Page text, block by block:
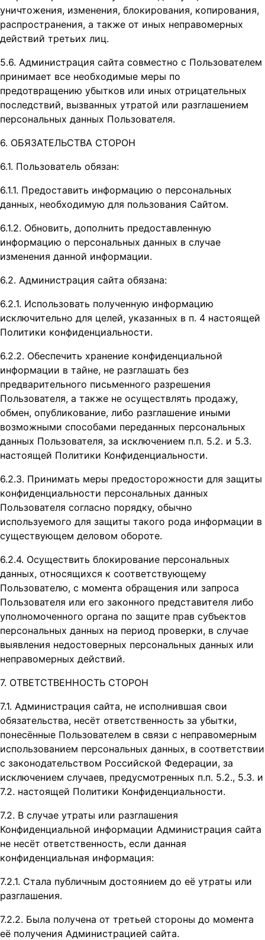
уничтожения, изменения, блокирования, копирования,
распространения, а также от иных неправомерных
действий третьих лиц.
5.6. Администрация сайта совместно с Пользователем
принимает все необходимые меры по
предотвращению убытков или иных отрицательных
последствий, вызванных утратой или разглашением
персональных данных Пользователя.
6. ОБЯЗАТЕЛЬСТВА СТОРОН
6.1. Пользователь обязан:
6.1.1. Предоставить информацию о персональных
данных, необходимую для пользования Сайтом.
6.1.2. Обновить, дополнить предоставленную
информацию о персональных данных в случае
изменения данной информации.
6.2. Администрация сайта обязана:
6.2.1. Использовать полученную информацию
исключительно для целей, указанных в п. 4 настоящей
Политики конфиденциальности.
6.2.2. Обеспечить хранение конфиденциальной
информации в тайне, не разглашать без
предварительного письменного разрешения
Пользователя, а также не осуществлять продажу,
обмен, опубликование, либо разглашение иными
возможными способами переданных персональных
данных Пользователя, за исключением п.п. 5.2. и 5.3.
настоящей Политики Конфиденциальности.
6.2.3. Принимать меры предосторожности для защиты
конфиденциальности персональных данных
Пользователя согласно порядку, обычно
используемого для защиты такого рода информации в
существующем деловом обороте.
6.2.4. Осуществить блокирование персональных
данных, относящихся к соответствующему
Пользователю, с момента обращения или запроса
Пользователя или его законного представителя либо
уполномоченного органа по защите прав субъектов
персональных данных на период проверки, в случае
выявления недостоверных персональных данных или
неправомерных действий.
7. ОТВЕТСТВЕННОСТЬ СТОРОН
7.1. Администрация сайта, не исполнившая свои
обязательства, несёт ответственность за убытки,
понесённые Пользователем в связи с неправомерным
использованием персональных данных, в соответствии
с законодательством Российской Федерации, за
исключением случаев, предусмотренных п.п. 5.2., 5.3. и
7.2. настоящей Политики Конфиденциальности.
7.2. В случае утраты или разглашения
Конфиденциальной информации Администрация сайта
не несёт ответственность, если данная
конфиденциальная информация:
7.2.1. Стала публичным достоянием до её утраты или
разглашения.
7.2.2. Была получена от третьей стороны до момента
её получения Администрацией сайта.